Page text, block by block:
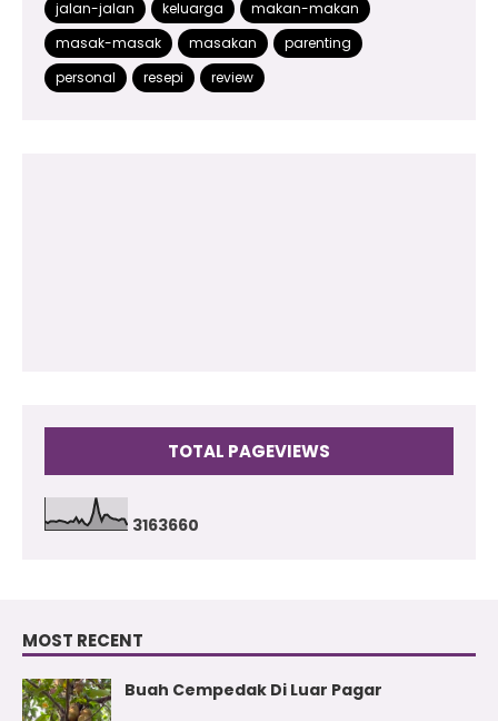
2015
2014
jalan-jalan
keluarga
makan-makan
masak-masak
masakan
parenting
personal
resepi review
TOTAL PAGEVIEWS
3163660
MOST RECENT
Buah Cempedak Di Luar Pagar